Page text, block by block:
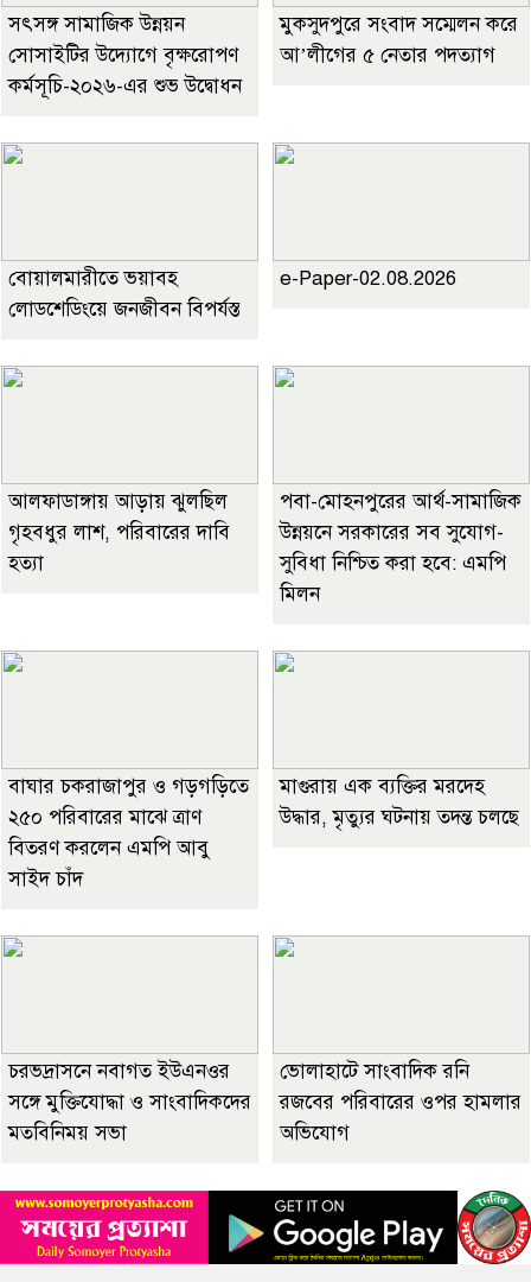
সৎসঙ্গ সামাজিক উন্নয়ন
সোসাইটির উদ্যোগে বৃক্ষরোপণ
কর্মসূচি-২০২৬-এর শুভ উদ্বোধন
মুকসুদপুরে সংবাদ সম্মেলন করে
আ’লীগের ৫ নেতার পদত্যাগ
বোয়ালমারীতে ভয়াবহ
লোডশেডিংয়ে জনজীবন বিপর্যস্ত
e-Paper-02.08.2026
আলফাডাঙ্গায় আড়ায় ঝুলছিল
গৃহবধুর লাশ, পরিবারের দাবি
হত্যা
পবা-মোহনপুরের আর্থ-সামাজিক
উন্নয়নে সরকারের সব সুযোগ-
সুবিধা নিশ্চিত করা হবে: এমপি
মিলন
বাঘার চকরাজাপুর ও গড়গড়িতে
২৫০ পরিবারের মাঝে ত্রাণ
বিতরণ করলেন এমপি আবু
সাইদ চাঁদ
মাগুরায় এক ব্যক্তির মরদেহ
উদ্ধার, মৃত্যুর ঘটনায় তদন্ত চলছে
চরভদ্রাসনে নবাগত ইউএনওর
সঙ্গে মুক্তিযোদ্ধা ও সাংবাদিকদের
মতবিনিময় সভা
ভোলাহাটে সাংবাদিক রনি
রজবের পরিবারের ওপর হামলার
অভিযোগ